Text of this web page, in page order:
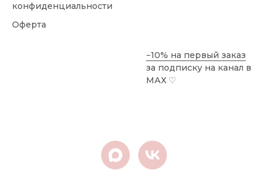
конфиденциальности
Оферта
−10% на первый заказ
за подписку на канал в
МАХ ♡